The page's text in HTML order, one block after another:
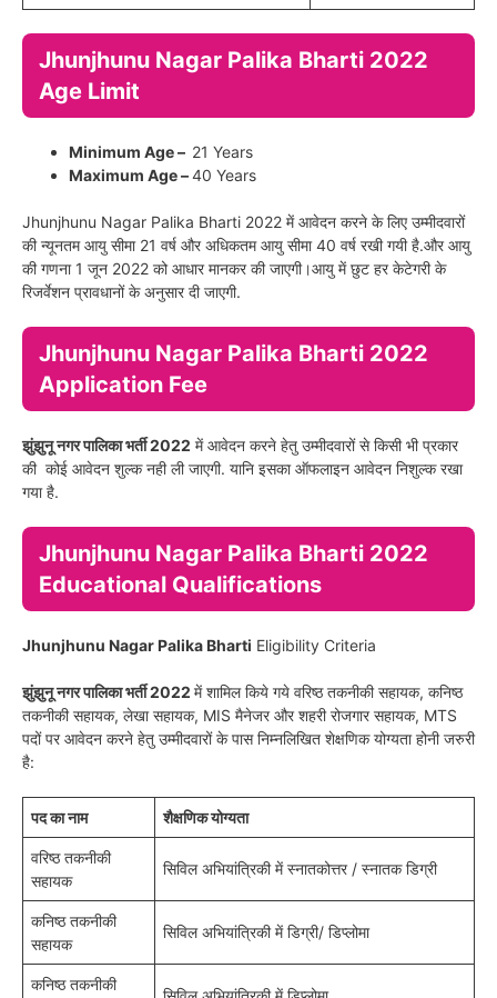
Jhunjhunu Nagar Palika Bharti 2022
Age Limit
Minimum Age – 21 Years
Maximum Age –40 Years
Jhunjhunu Nagar Palika Bharti 2022 में आवेदन करने के लिए उम्मीदवारों
की न्यूनतम आयु सीमा 21 वर्ष और अधिकतम आयु सीमा 40 वर्ष रखी गयी है.और आयु
की गणना 1 जून 2022 को आधार मानकर की जाएगी।आयु में छुट हर केटेगरी के
रिजर्वेशन प्रावधानों के अनुसार दी जाएगी.
Jhunjhunu Nagar Palika Bharti 2022
Application Fee
झुंझुनू नगर पालिका भर्ती2022 में आवेदन करने हेतु उम्मीदवारों से किसी भी प्रकार
की कोई आवेदन शुल्क नही ली जाएगी. यानि इसका ऑफलाइन आवेदन निशुल्क रखा
गया है.
Jhunjhunu Nagar Palika Bharti 2022
Educational Qualifications
Jhunjhunu Nagar Palika Bharti Eligibility Criteria
झुंझुनू नगर पालिका भर्ती2022 में शामिल किये गये वरिष्ठ तकनीकी सहायक, कनिष्ठ
तकनीकी सहायक, लेखा सहायक, MIS मैनेजर और शहरी रोजगार सहायक, MTS
पदों पर आवेदन करने हेतु उम्मीदवारों के पास निम्नलिखित शेक्षणिक योग्यता होनी जरुरी
है:
पद का नाम शैक्षणिक योग्यता
वरिष्ठ तकनीकी
सहायक
सिविल अभियांत्रिकी में स्नातकोत्तर / स्नातक डिग्री
कनिष्ठ तकनीकी
सहायक
सिविल अभियांत्रिकी में डिग्री/ डिप्लोमा
कनिष्ठ तकनीकी